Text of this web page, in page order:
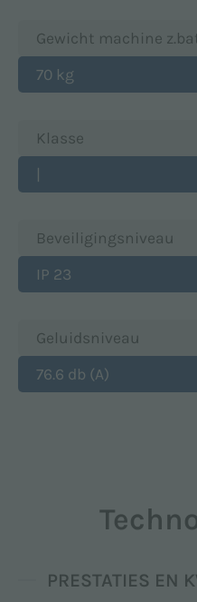
Gewicht machine
70 kg
Klasse
|
Beveiligingsniveau
IP 23
Geluidsniveau
76.6 db (A)
PRESTATIES EN